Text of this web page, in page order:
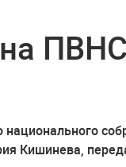
Кишинева,